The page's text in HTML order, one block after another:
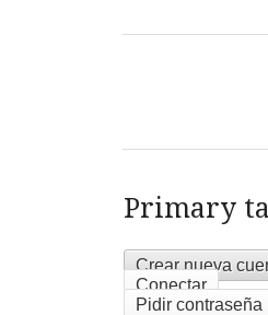
Primary
Crear nueva
Conectar
Pidir contraseña